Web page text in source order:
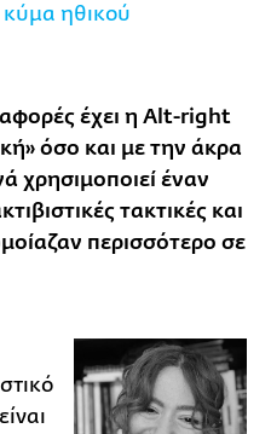
κύμα ηθικού
έχει η Alt-right
όσο και με την άκρα
χρησιμοποιεί έναν
τακτικές και
περισσότερο σε